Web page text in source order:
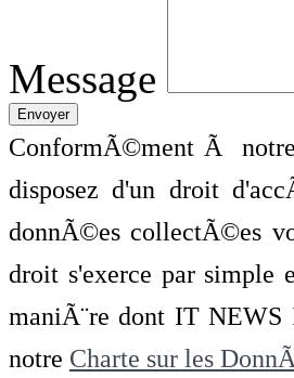
Message
ConformÃ©ment Ã
disposez d'un droit
donnÃ©es collectÃ©es
droit s'exerce par
maniÃ¨re dont IT NEWS
notre Charte sur les